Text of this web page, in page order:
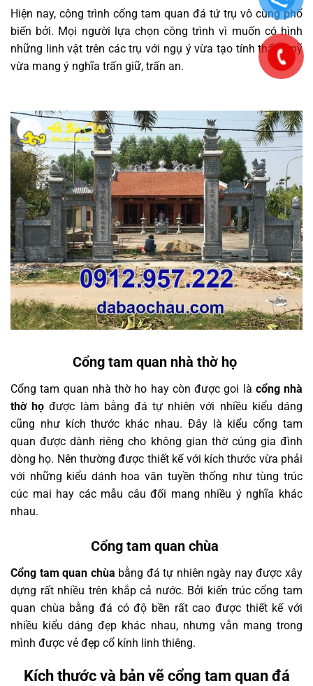
Hiện nay, công trình cổng tam quan đá tứ trụ vô cùng phổ
biến bởi. Mọi người lựa chọn công trình vì muốn có hình
những linh vật trên các trụ với ngụ ý vừa tạo tính thẩm mỹ
vừa mang ý nghĩa trấn giữ, trấn an.
Cổng tam quan nhà thờ họ
Cổng tam quan nhà thờ ho hay còn được goi là cổng nhà
thờ họ được làm bằng đá tự nhiên với nhiều kiểu dáng
cũng như kích thước khác nhau. Đây là kiểu cổng tam
quan được dành riêng cho không gian thờ cúng gia đình
dòng họ. Nên thường được thiết kế với kích thước vừa phải
với những kiểu dánh hoa văn tuyền thống như tùng trúc
cúc mai hay các mẫu câu đối mang nhiều ý nghĩa khác
nhau.
Cổng tam quan chùa
Cổng tam quan chùa bằng đá tự nhiên ngày nay được xây
dựng rất nhiều trên khắp cả nước. Bởi kiến trúc cổng tam
quan chùa bằng đá có độ bền rất cao được thiết kế với
nhiều kiểu dáng đẹp khác nhau, nhưng vẫn mang trong
mình được vẻ đẹp cổ kính linh thiêng.
Kích thước và bản vẽ cổng tam quan đá